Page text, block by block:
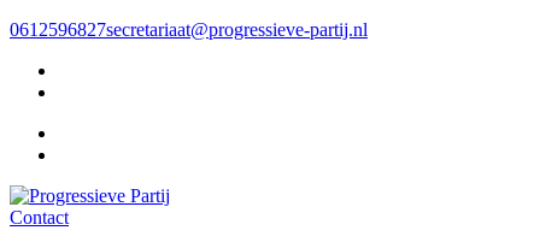
0612596827secretariaat@progressieve-partij.nl
Contact